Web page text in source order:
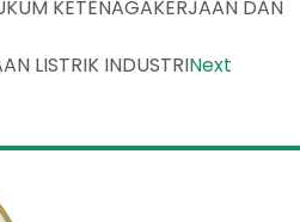
KETENAGAKERJAAN DAN
LISTRIK INDUSTRINext